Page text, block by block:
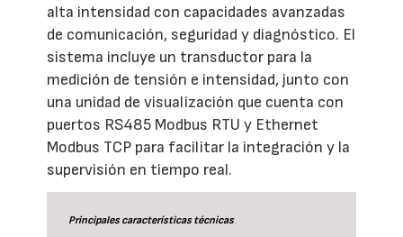
alta intensidad con capacidades avanzadas
de comunicación, seguridad y diagnóstico. El
sistema incluye un transductor para la
medición de tensión e intensidad, junto con
una unidad de visualización que cuenta con
puertos RS485 Modbus RTU y Ethernet
Modbus TCP para facilitar la integración y la
supervisión en tiempo real.
Principales características técnicas